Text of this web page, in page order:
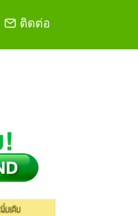
ติดต่อ